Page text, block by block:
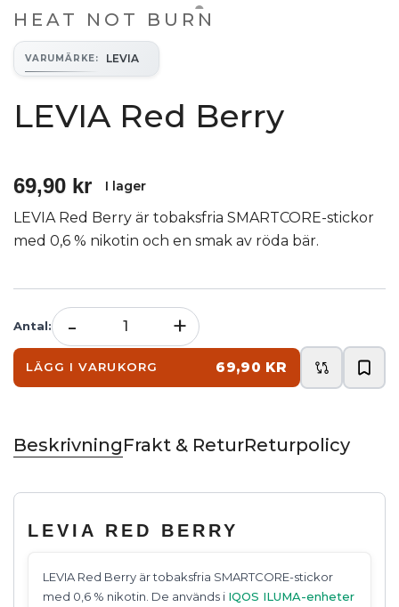
HEAT NOT BURN
VARUMÄRKE: LEVIA
LEVIA Red Berry
69,90 kr I lager
LEVIA Red Berry är tobaksfria SMARTCORE-stickor
med 0,6 % nikotin och en smak av röda bär.
Antal: - +
LÄGG I VARUKORG 69,90 KR
BeskrivningFrakt & ReturReturpolicy
LEVIA RED BERRY
LEVIA Red Berry är tobaksfria SMARTCORE-stickor
med 0,6 % nikotin. De används i IQOS ILUMA-enheter